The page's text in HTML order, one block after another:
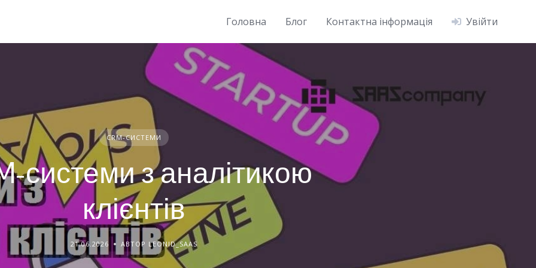
Головна Блог Контактна інформація Увійти
CRM-СИСТЕМИ
системи з аналітикою
клієнтів
21.06.2026 АВТОР LEONID_SAAS